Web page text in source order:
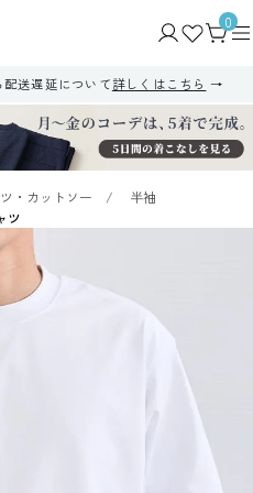
0
送遅延について詳しくはこちら
・カットソー
半袖
ツ